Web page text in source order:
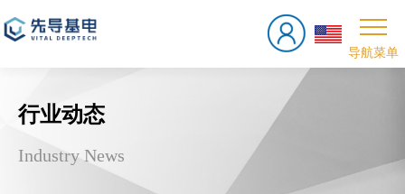
行业动态
Industry News